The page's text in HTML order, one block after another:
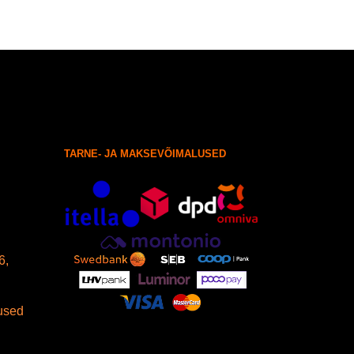
TARNE- JA MAKSEVÕIMALUSED